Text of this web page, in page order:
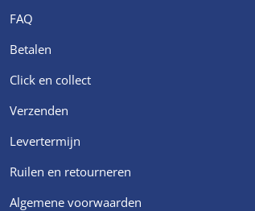
FAQ
Betalen
Click en collect
Verzenden
Levertermijn
Ruilen en retourneren
Algemene voorwaarden